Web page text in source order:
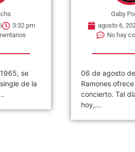
3:29 pm
The
último
Gaby
agosto 6,
No hay
06 de agosto
publica el single
To Midnight».